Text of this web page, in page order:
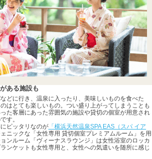
ある施設も
どに行き、温泉に入ったり、美味しいものを食べた
はとても楽しいもの。つい盛り上がってしまうことも
た客層にあった雰囲気の施設や貸切の個室が用意され
す。
ピッタリなのが 「横浜天然温泉SPA EAS（スパ イア
ニックな「女性専用 貸切個室プレミアムルーム」を用
ンルーム「ヴィーナスラウンジ」は女性浴室のロッカ
ンケットも女性専用と、女性への気遣いを随所に感じ